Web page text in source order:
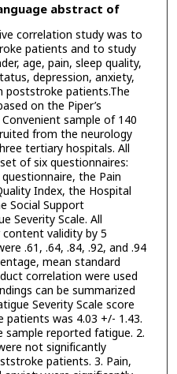
abstract of
correlation study was to
patients and to study
age, pain, sleep quality,
depression, anxiety,
poststroke patients.The
on the Piper’s
sample of 140
from the neurology
tertiary hospitals. All
of six questionnaires:
the Pain
Index, the Hospital
Social Support
Severity Scale. All
validity by 5
.61, .64, .84, .92, and .94
mean standard
correlation were used
can be summarized
Severity Scale score
was 4.03 +/- 1.43.
reported fatigue. 2.
not significantly
patients. 3. Pain,